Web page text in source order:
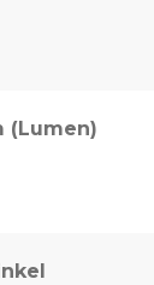
(Lumen)